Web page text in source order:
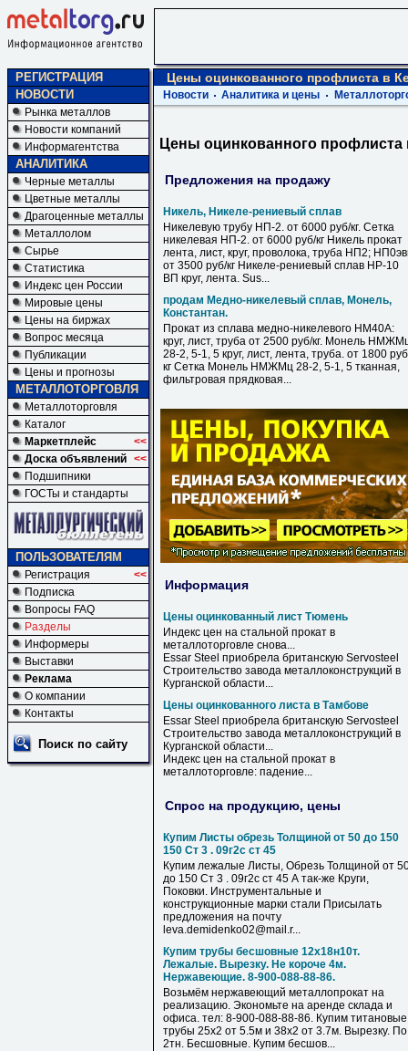
РЕГИСТРАЦИЯ
НОВОСТИ
Рынка металлов
Новости компаний
Информагентства
АНАЛИТИКА
Черные металлы
Цветные металлы
Драгоценные металлы
Металлолом
Сырье
Статистика
Индекс цен России
Мировые цены
Цены на биржах
Вопрос месяца
Публикации
Цены и прогнозы
МЕТАЛЛОТОРГОВЛЯ
Металлоторговля
Каталог
Маркетплейс
<<
Доска объявлений <<
Подшипники
ГОСТы и стандарты
ПОЛЬЗОВАТЕЛЯМ
Регистрация
<<
Подписка
Вопросы FAQ
Разделы
Информеры
Выставки
Реклама
О компании
Контакты
Поиск по сайту
Цены оцинкованного профлиста в
Новости Аналитика и цены
Цены оцинкованного профлиста
Предложения на продажу
Никель, Никеле-рениевый сплав
Никелевую трубу НП-2. от 6000 руб/кг. Сетка
никелевая НП-2. от 6000 руб/кг Никель прокат
лента, лист, круг, проволока, труба НП2;
от 3500 руб/кг Никеле-рениевый сплав НР-10
ВП круг, лента. Sus...
продам Медно-никелевый сплав, Монель,
Константан.
Прокат из сплава медно-никелевого НМ40А:
круг, лист, труба от 2500 руб/кг. Монель
28-2, 5-1, 5 круг, лист, лента, труба. от 1800
кг Сетка Монель НМЖМц 28-2, 5-1, 5 тканная,
фильтровая прядковая...
Информация
Цены оцинкованный лист Тюмень
Индекс цен на стальной прокат в
металлоторговле снова...
Essar Steel приобрела британскую Servosteel
Строительство завода металлоконструкций в
Курганской области...
Цены оцинкованного листа в Тамбове
Essar Steel приобрела британскую Servosteel
Строительство завода металлоконструкций в
Курганской области...
Индекс цен на стальной прокат в
металлоторговле: падение...
Спрос на продукцию, цены
Купим Листы обрезь Толщиной от 50 до 150
150 Ст 3 . 09г2с ст 45
Купим лежалые Листы, Обрезь Толщиной от
до 150 Ст 3 . 09г2с ст 45 А так-же Круги,
Поковки. Инструментальные и
конструкционные марки стали Присылать
предложения на почту
leva.demidenko02@mail.r...
Купим трубы бесшовные 12х18н10т.
Лежалые. Вырезку. Не короче 4м.
Нержавеющие. 8-900-088-88-86.
Возьмём нержавеющий металлопрокат на
реализацию. Экономьте на аренде склада и
офиса. тел: 8-900-088-88-86. Купим титановые
трубы 25х2 от 5.5м и 38х2 от 3.7м. Вырезку. По
2тн. Бесшовные. Купим бесшов...